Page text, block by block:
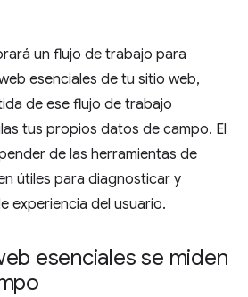
un flujo de trabajo para
esenciales de tu sitio web,
de ese flujo de trabajo
tus propios datos de campo. El
de las herramientas de
útiles para diagnosticar y
experiencia del usuario.
esenciales se miden